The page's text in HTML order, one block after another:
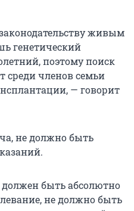
живым
генетический
поэтому поиск
среди членов семьи
— говорит
не должно быть
должен быть абсолютно
не должно быть